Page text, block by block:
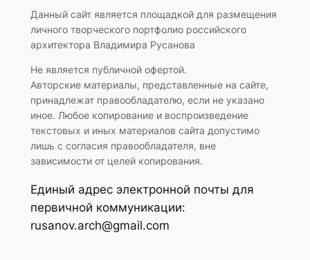
Данный сайт является площадкой для размещения
личного творческого портфолио российского
архитектора Владимира Русанова
Не является публичной офертой.
Авторские материалы, представленные на сайте,
принадлежат правообладателю, если не указано
иное. Любое копирование и воспроизведение
текстовых и иных материалов сайта допустимо
лишь с согласия правообладателя, вне
зависимости от целей копирования.
Единый адрес электронной почты для
первичной коммуникации:
rusanov.arch@gmail.com